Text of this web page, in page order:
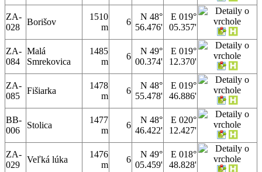
ZA-
028
Borišov
1510
m
6
N 48°
56.476'
E 019°
05.357'
ZA-
084
Malá
Smrekovica
1485
m
6
N 49°
00.374'
E 019°
12.370'
ZA-
085
Fišiarka
1478
m
6
N 48°
55.478'
E 019°
46.886'
BB-
006
Stolica
1477
m
6
N 48°
46.422'
E 020°
12.427'
ZA-
029
Veľká lúka
1476
m
6
N 49°
05.459'
E 018°
48.828'